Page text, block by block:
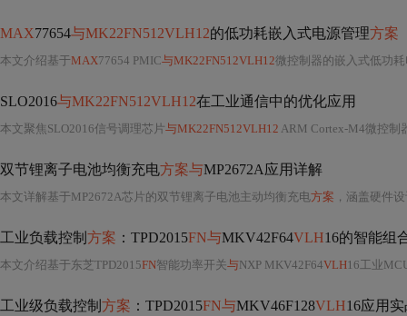
MAX77654与MK22FN512VLH12的低功耗嵌入式电源管理方案
本文介绍基于MAX77654 PMIC与MK22FN512VLH12微控制器的嵌入式低功
SLO2016与MK22FN512VLH12在工业通信中的优化应用
本文聚焦SLO2016信号调理芯片与MK22FN512VLH12 ARM Cortex-M4微控制器在工业通信中的协同优化。涵盖硬件设计（电源架构、PCB布局）、固件优化（ISR精简、内存访问配置）、协议栈增强
双节锂离子电池均衡充电方案与MP2672A应用详解
本文详解基于MP2672A芯片的双节锂离子电池主动均衡充电方案 ，涵盖硬件
工业负载控制 方案 ：TPD2015FN与MKV42F64VLH16的智能组
本文介绍基于东芝TPD2015FN智能功率开关与NXP MKV42F64VLH16工业
工业级负载控制 方案 ：TPD2015FN与MKV46F128VLH16应用